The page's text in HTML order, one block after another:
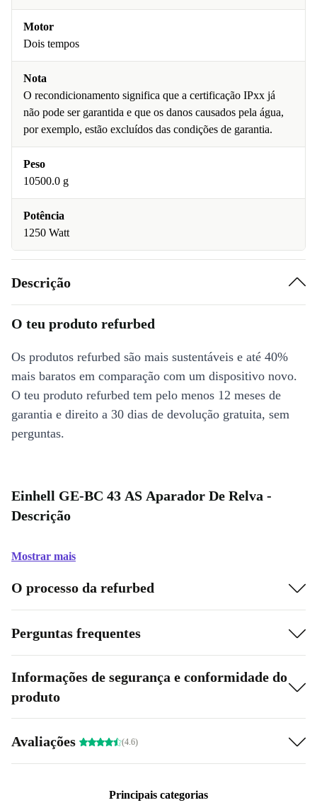
Motor
Dois tempos
Nota
O recondicionamento significa que a certificação IPxx já
não pode ser garantida e que os danos causados pela água,
por exemplo, estão excluídos das condições de garantia.
Peso
10500.0 g
Potência
1250 Watt
Descrição
O teu produto refurbed
Os produtos refurbed são mais sustentáveis e até 40%
mais baratos em comparação com um dispositivo novo.
O teu produto refurbed tem pelo menos 12 meses de
garantia e direito a 30 dias de devolução gratuita, sem
perguntas.
Einhell GE-BC 43 AS Aparador De Relva -
Descrição
Mostrar mais
O processo da refurbed
Perguntas frequentes
Informações de segurança e conformidade do
produto
Avaliações (4.6)
Principais categorias